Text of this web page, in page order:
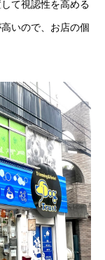
て視認性を高める
いので、お店の個